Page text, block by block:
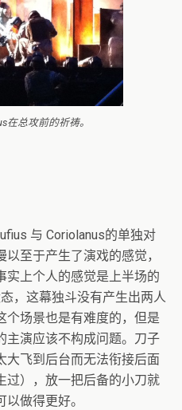
在总攻前的祈祷。
与 Coriolanus的单独对
至于产生了演戏的感觉，
实上个人的感觉是上半场的
，这幕独斗没有产生出两人
个场景也是有难度的，但是
主演应该不构成问题。刀子
大飞到后台而无法衔接后面
过），放一把后备的小刀就
做得更好。